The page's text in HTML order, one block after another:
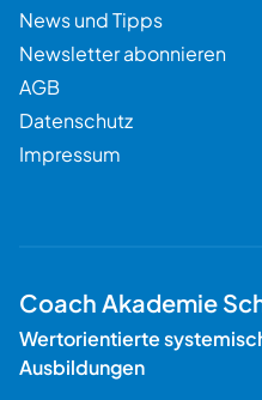
News und Tipps
Newsletter abonnieren
AGB
Datenschutz
Impressum
Coach Akademie
Wertorientierte
Ausbildungen